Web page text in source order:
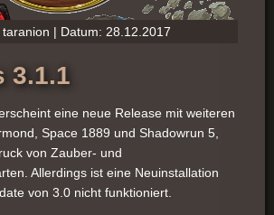
| Datum: 28.12.2017
3.1.1
eine neue Release mit weiteren
Space 1889 und Shadowrun 5,
von Zauber- und
Allerdings ist eine Neuinstallation
von 3.0 nicht funktioniert.